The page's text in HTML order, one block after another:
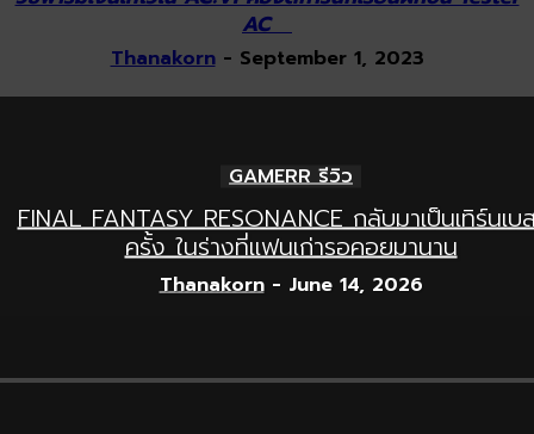
AC
Thanakorn - September 1, 2023
GAMERR รีวิว
FINAL FANTASY RESONANCE กลับมาเป็นเทิร์นเบ
ครั้ง ในร่างที่แฟนเก่ารอคอยมานาน
Thanakorn - June 14, 2026